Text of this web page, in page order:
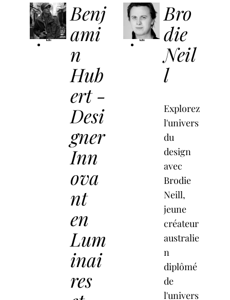
Benj
ami
n
Hub
ert -
Desi
gner
Inn
ova
nt
en
Lum
inai
res
Kundalini
Bro
die
Neil
l
Explorez
l'univers
du
design
avec
Brodie
Neill,
jeune
créateur
australie
n
diplômé
de
l'univers